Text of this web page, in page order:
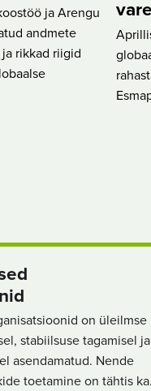
ja Arengu
andmete
rikkad riigid
on üleilmse
stabiilsuse tagamisel ja
asendamatud. Nende
toetamine on tähtis